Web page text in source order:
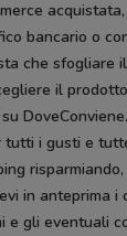
bancario o
che sfogliare
il
tutti i gusti e
risparmiando,
in anteprima i
e gli eventuali